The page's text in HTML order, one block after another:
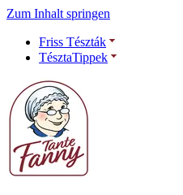
Zum Inhalt springen
Friss Tészták
TésztaTippek